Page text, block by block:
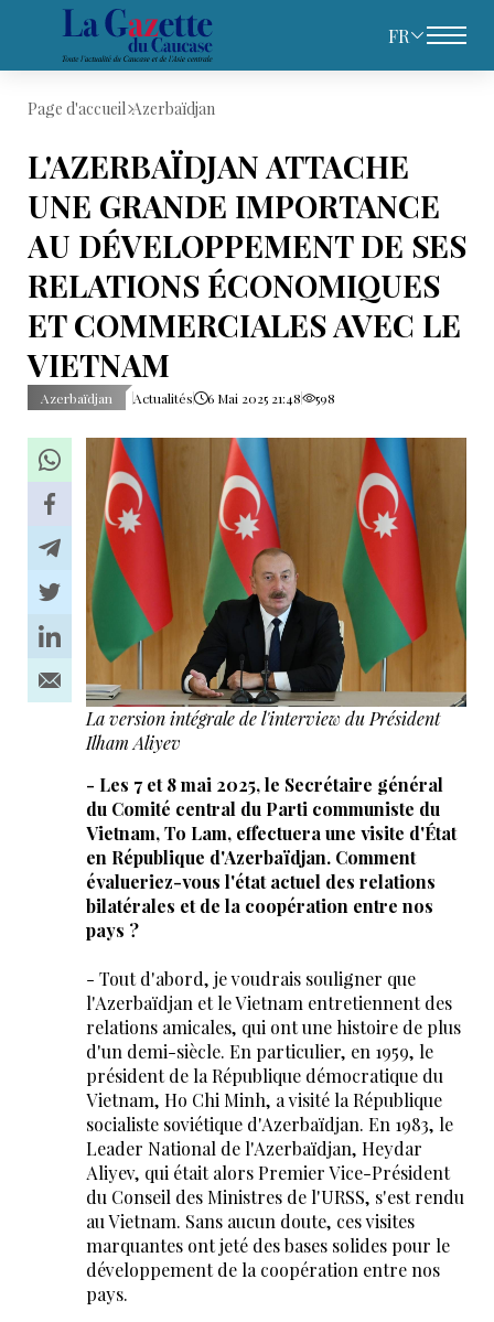
FR
Page d'accueil Azerbaïdjan
L'AZERBAÏDJAN ATTACHE
UNE GRANDE IMPORTANCE
AU DÉVELOPPEMENT DE SES
RELATIONS ÉCONOMIQUES
ET COMMERCIALES AVEC LE
VIETNAM
Azerbaïdjan Actualités 6 Mai 2025 21:48 598
La version intégrale de l'interview du Président
Ilham Aliyev
- Les 7 et 8 mai 2025, le Secrétaire général
du Comité central du Parti communiste du
Vietnam, To Lam, effectuera une visite d'État
en République d'Azerbaïdjan. Comment
évalueriez-vous l'état actuel des relations
bilatérales et de la coopération entre nos
pays ?
- Tout d'abord, je voudrais souligner que
l'Azerbaïdjan et le Vietnam entretiennent des
relations amicales, qui ont une histoire de plus
d'un demi-siècle. En particulier, en 1959, le
président de la République démocratique du
Vietnam, Ho Chi Minh, a visité la République
socialiste soviétique d'Azerbaïdjan. En 1983, le
Leader National de l'Azerbaïdjan, Heydar
Aliyev, qui était alors Premier Vice-Président
du Conseil des Ministres de l'URSS, s'est rendu
au Vietnam. Sans aucun doute, ces visites
marquantes ont jeté des bases solides pour le
développement de la coopération entre nos
pays.